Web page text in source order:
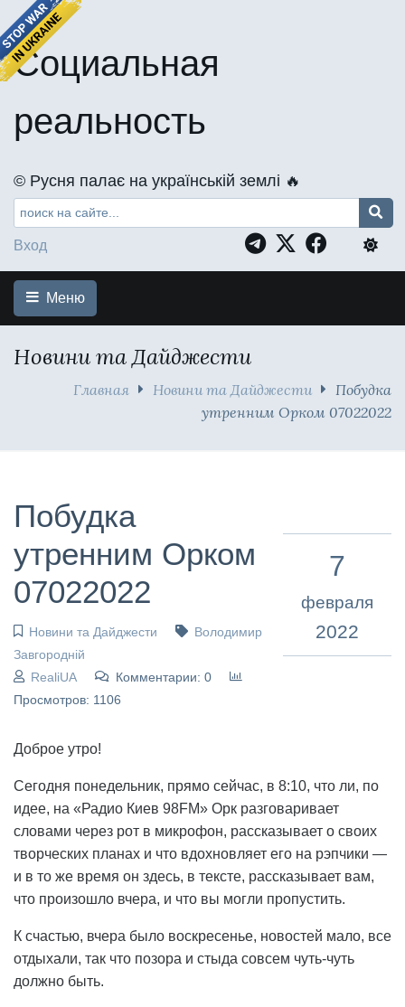
Социальная
реальность
©️ Русня палає на українській землі 🔥
Вход
Меню
Новини та Дайджести
Главная Новини та Дайджести
Побудка
утренним Орком 07022022
Побудка
утренним Орком
07022022
Новини та Дайджести
Володимир
Завгородній
RealiUA
Комментарии: 0
Просмотров: 1106
7
февраля
2022
Доброе утро!
Сегодня понедельник, прямо сейчас, в 8:10, что ли, по
идее, на «Радио Киев 98FM» Орк разговаривает
словами через рот в микрофон, рассказывает о своих
творческих планах и что вдохновляет его на рэпчики —
и в то же время он здесь, в тексте, рассказывает вам,
что произошло вчера, и что вы могли пропустить.
К счастью, вчера было воскресенье, новостей мало, все
отдыхали, так что позора и стыда совсем чуть-чуть
должно быть.